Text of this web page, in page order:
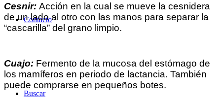
Contacto
Buscar
Cesnir: Acción en la cual se mueve la cesnidera
de un lado al otro con las manos para separar la
“cascarilla” del grano limpio.
Cuajo: Fermento de la mucosa del estómago de
los mamíferos en periodo de lactancia. También
puede comprarse en pequeños botes.